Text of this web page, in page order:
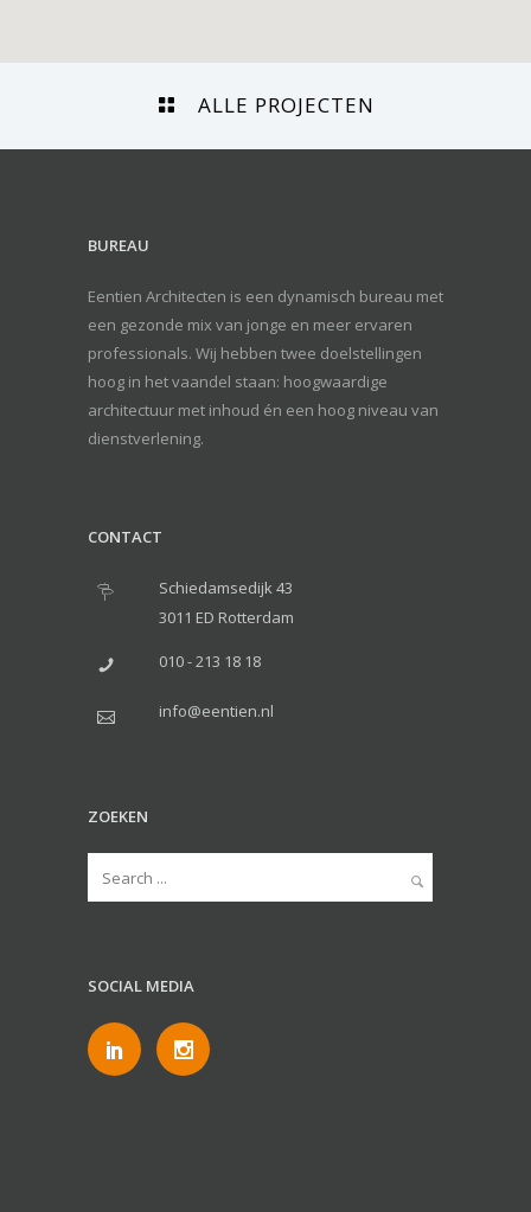
ALLE PROJECTEN
BUREAU
Eentien Architecten is een dynamisch bureau met
een gezonde mix van jonge en meer ervaren
professionals. Wij hebben twee doelstellingen
hoog in het vaandel staan: hoogwaardige
architectuur met inhoud én een hoog niveau van
dienstverlening.
CONTACT
Schiedamsedijk 43
3011 ED Rotterdam
010 - 213 18 18
info@eentien.nl
ZOEKEN
SOCIAL MEDIA